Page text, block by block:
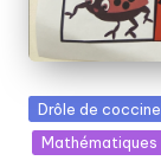
Posted
in
Drôle de
Mathématiques